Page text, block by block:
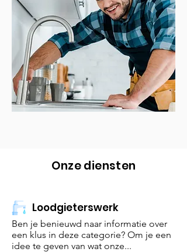
Onze diensten
Loodgieterswerk
Ben je benieuwd naar informatie over
een klus in deze categorie? Om je een
idee te geven van wat onze...